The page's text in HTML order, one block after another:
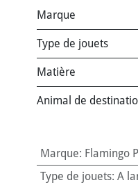
Marque
Type de jouets
Matière
Animal de
Marque: Flamingo
Type de jouets: A